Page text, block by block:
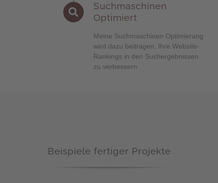
Suchmaschinen
Optimiert
Meine Suchmaschinen Optimierung
wird dazu beitragen, Ihre Website-
Rankings in den Suchergebnissen
zu verbessern
Beispiele fertiger Projekte